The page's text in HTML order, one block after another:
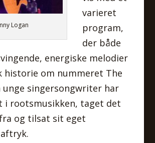
Logan
varieret
program,
der både
energiske melodier
historie om nummeret The
unge singersongwriter har
i rootsmusikken, taget det
og tilsat sit eget